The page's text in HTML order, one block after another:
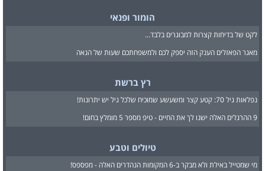
הומור ופנאי
לקט של בדיחות קצרות למבוגרים בלבד...
מאגר הפאזלים הענק הזה יספק לכם ולמשפחתכם שעות של הנאה
רץ ברשת
נפלאות גיל 70: קטע קצר ומשעשע שמוכיח שלכל גיל יש יתרונות!
9 ההרגלים האלה ישנו לך את החיים - טיפ מספר 5 מומלץ בחום!
טיולים וטבע
מי שמטייל באילת ולא מבקר ב-6 המקומות הנהדרים האלה - מפספס!